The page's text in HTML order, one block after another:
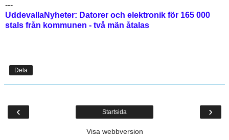
---
UddevallaNyheter: Datorer och elektronik för 165 000
stals från kommunen - två män åtalas
Dela
‹ ›
Startsida
Visa webbversion